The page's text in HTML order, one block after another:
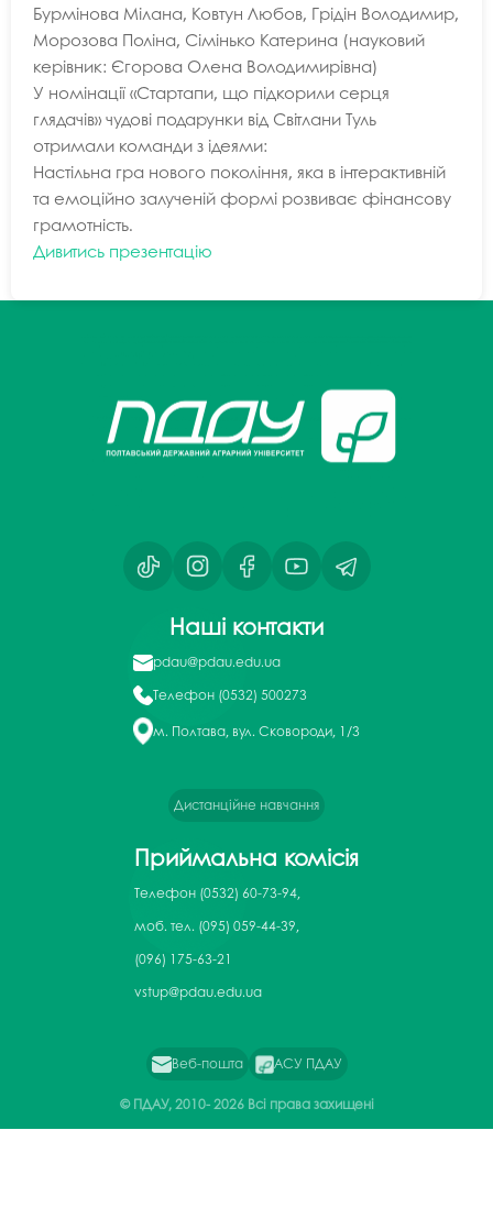
Бурмінова Мілана, Ковтун Любов, Грідін Володимир,
Морозова Поліна, Сімінько Катерина (науковий
керівник: Єгорова Олена Володимирівна)
У номінації «Стартапи, що підкорили серця
глядачів» чудові подарунки від Світлани Туль
отримали команди з ідеями:
Настільна гра нового покоління, яка в інтерактивній
та емоційно залученій формі розвиває фінансову
грамотність.
Дивитись презентацію
Наші контакти
pdau@pdau.edu.ua
Телефон (0532) 500273
м. Полтава, вул. Сковороди, 1/3
Дистанційне навчання
Приймальна комісія
Телефон (0532) 60-73-94,
моб. тел. (095) 059-44-39,
(096) 175-63-21
vstup@pdau.edu.ua
Веб-пошта АСУ ПДАУ
© ПДАУ, 2010-2026 Всі права захищені